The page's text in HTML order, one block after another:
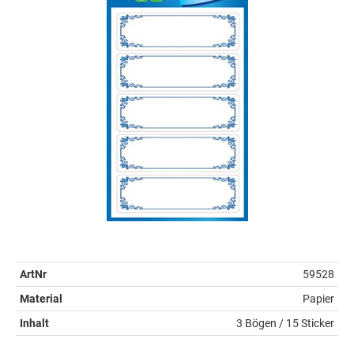
ArtNr
59528
Material
Papier
Inhalt
3 Bögen / 15 Sticker